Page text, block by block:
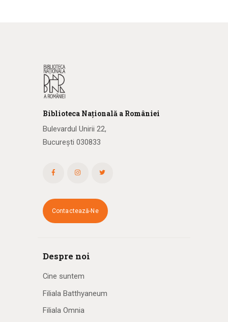
Biblioteca Națională a României
Bulevardul Unirii 22,
București 030833
Contactează-Ne
Despre noi
Cine suntem
Filiala Batthyaneum
Filiala Omnia